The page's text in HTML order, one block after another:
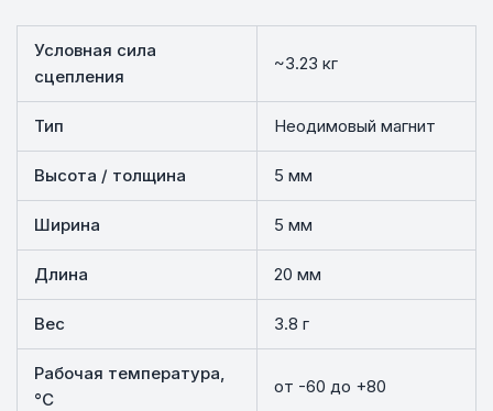
Условная сила
сцепления
~3.23 кг
Тип Неодимовый магнит
Высота / толщина 5 мм
Ширина 5 мм
Длина 20 мм
Вес 3.8 г
Рабочая температура,
°C
от -60 до +80